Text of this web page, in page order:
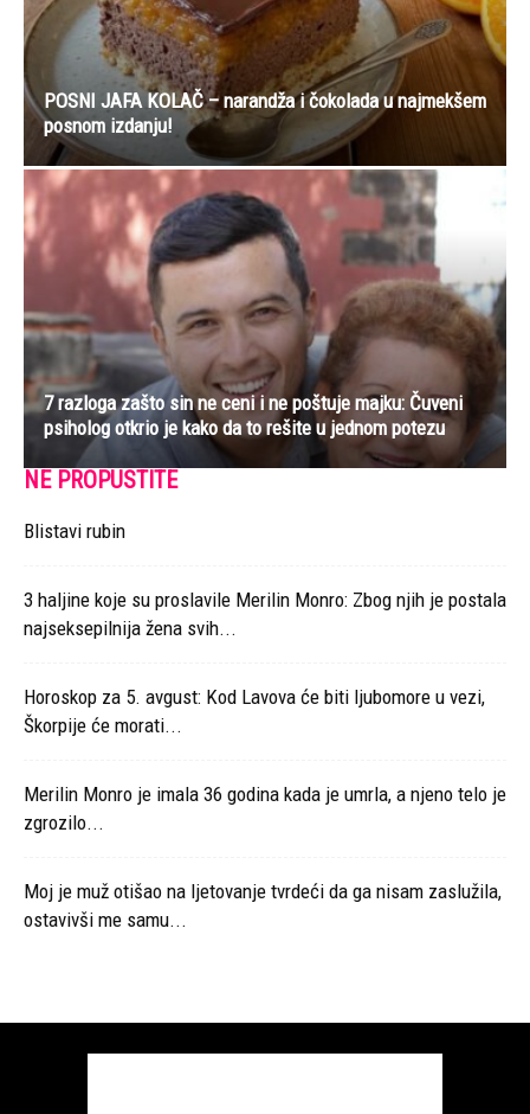
POSNI JAFA KOLAČ – narandža i čokolada u najmekšem
posnom izdanju!
7 razloga zašto sin ne ceni i ne poštuje majku: Čuveni
psiholog otkrio je kako da to rešite u jednom potezu
NE PROPUSTITE
Blistavi rubin
3 haljine koje su proslavile Merilin Monro: Zbog njih je postala
najseksepilnija žena svih...
Horoskop za 5. avgust: Kod Lavova će biti ljubomore u vezi,
Škorpije će morati...
Merilin Monro je imala 36 godina kada je umrla, a njeno telo je
zgrozilo...
Moj je muž otišao na ljetovanje tvrdeći da ga nisam zaslužila,
ostavivši me samu...